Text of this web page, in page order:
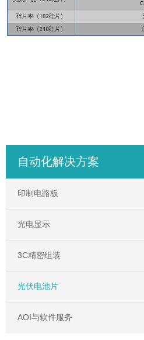
自动化解决方案
印制电路板
光电显示
3C精密组装
光伏电池片
AOI与软件服务